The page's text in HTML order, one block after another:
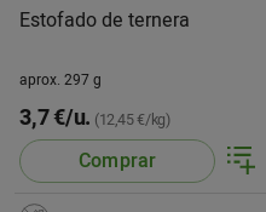
Estofado de ternera
aprox. 297 g
3,7 €/u. (12,45 €/kg)
Comprar